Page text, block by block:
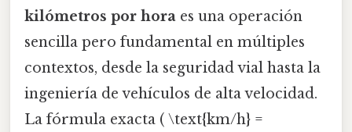
kilómetros por hora es una operación
sencilla pero fundamental en múltiples
contextos, desde la seguridad vial hasta la
ingeniería de vehículos de alta velocidad.
La fórmula exacta ( \text{km/h} =